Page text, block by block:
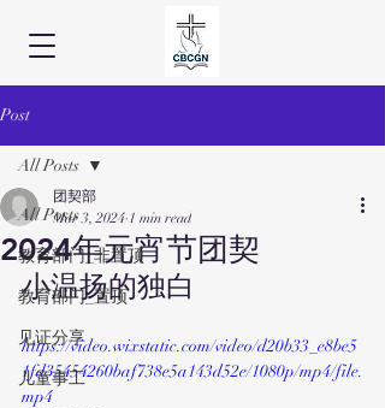
Post
All Posts
教育部门_非置顶
教育部门_置顶
见证分享
儿童事工
All Posts
2024年元宵节团契
团契部
Mar 3, 2024 1 min read
小温扬的独白
https://video.wixstatic.com/video/d20b33_e8be5
1fd35454260baf738e5a143d52e/1080p/mp4/file.
mp4